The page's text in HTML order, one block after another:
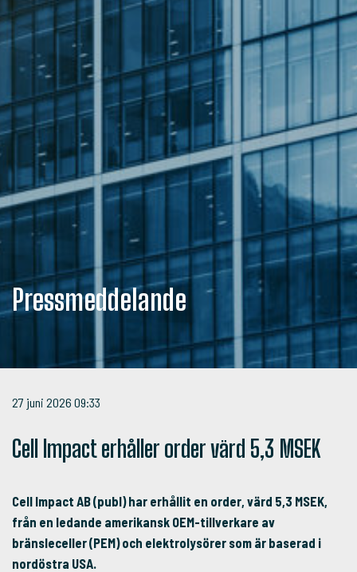
Pressmeddelande
27 juni 2026 09:33
Cell Impact erhåller order värd 5,3 MSEK
Cell Impact AB (publ) har erhållit en order, värd 5,3 MSEK,
från en ledande amerikansk OEM-tillverkare av
bränsleceller (PEM) och elektrolysörer som är baserad i
nordöstra USA.